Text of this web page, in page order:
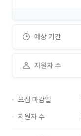
예상 기간
지원자 수
모집 마감일
지원자 수